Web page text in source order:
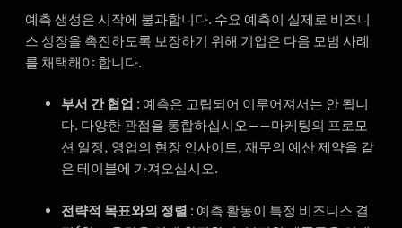
예측 생성은 시작에 불과합니다. 수요 예측이 실제로 비즈니
스 성장을 촉진하도록 보장하기 위해 기업은 다음 모범 사례
를 채택해야 합니다.
부서 간 협업 : 예측은 고립되어 이루어져서는 안 됩니
다. 다양한 관점을 통합하십시오——마케팅의 프로모
션 일정, 영업의 현장 인사이트, 재무의 예산 제약을 같
은 테이블에 가져오십시오.
전략적 목표와의 정렬 : 예측 활동이 특정 비즈니스 결